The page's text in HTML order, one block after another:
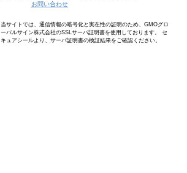
お問い合わせ
当サイトでは、通信情報の暗号化と実在性の証明のため、GMOグロ
ーバルサイン株式会社のSSLサーバ証明書を使用しております。 セ
キュアシールより、サーバ証明書の検証結果をご確認ください。